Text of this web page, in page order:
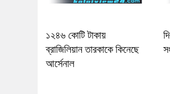
১২৪৬ কোটি টাকায়
ব্রাজিলিয়ান তারকাকে কিনেছে
আর্সেনাল